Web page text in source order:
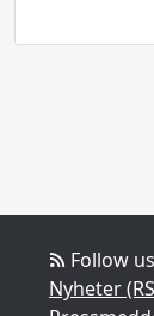
Follow us
Nyheter